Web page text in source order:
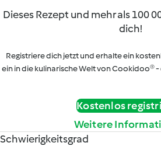
Dieses Rezept und mehr als 100
dich!
Registriere dich jetzt und erhalte ein
ein in die kulinarische Welt von Cookidoo®
Kostenlos
Weitere
Schwierigkeitsgrad